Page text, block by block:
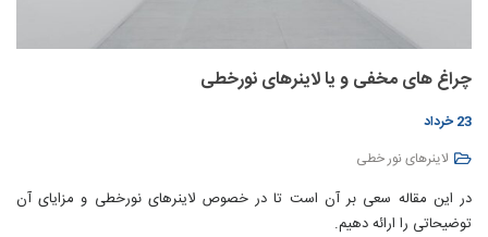
چراغ های مخفی و یا لاینرهای نورخطی
23 خرداد
لاینرهای نور خطی
در این مقاله سعی بر آن است تا در خصوص لاینرهای نورخطی و مزایای آن
توضیحاتی را ارائه دهیم.